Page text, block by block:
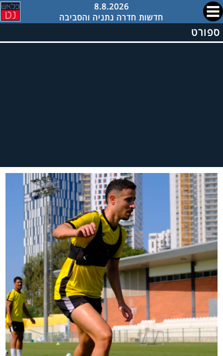
8.8.2026
חדשות חדרה נתניה והסביבה
ספורט